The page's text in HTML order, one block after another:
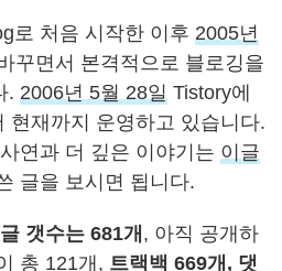
로 처음 시작한 이후 2005년
꾸면서 본격적으로 블로깅을
. 2006년 5월 28일 Tistory에
현재까지 운영하고 있습니다.
연과 더 깊은 이야기는 이글
글을 보시면 됩니다.
갯수는 681개 , 아직 공개하
총 121개, 트랙백 669개, 댓